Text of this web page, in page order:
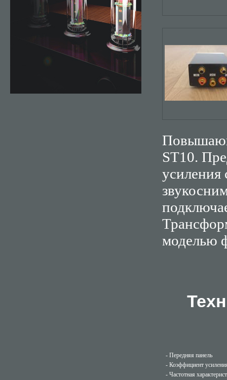
ST10.
усиления
моделью
- Передняя панель
- Коэффициент
- Частотная